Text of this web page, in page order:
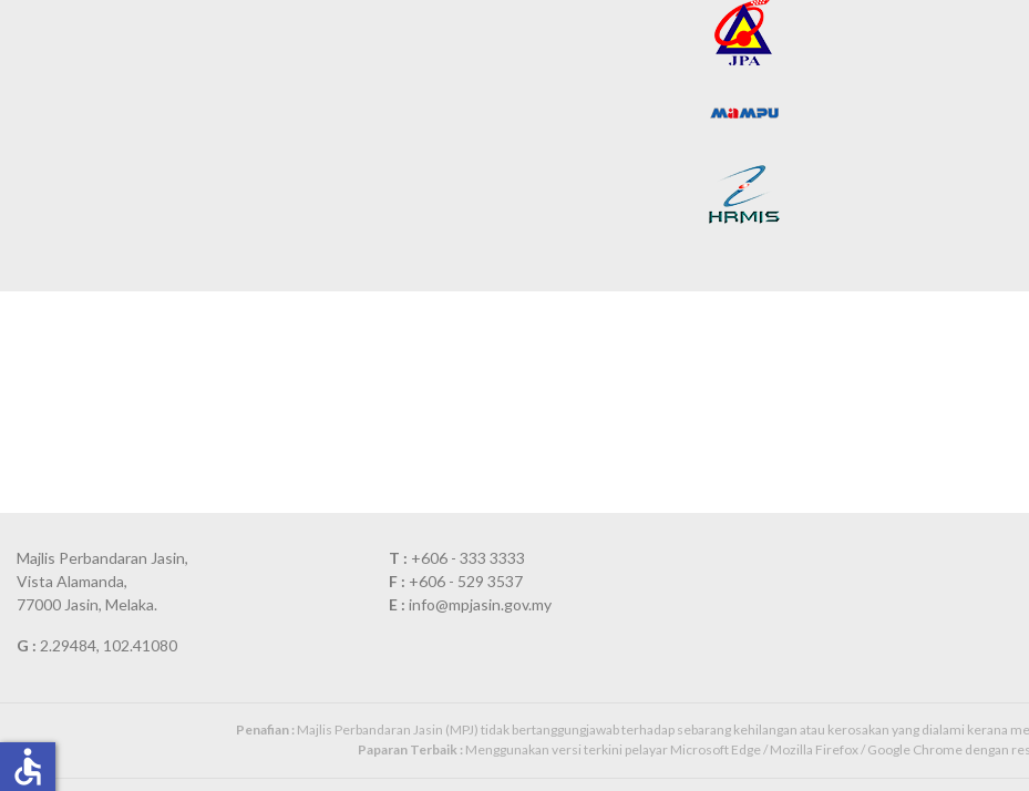
Majlis Perbandaran Jasin,
Vista Alamanda,
77000 Jasin, Melaka.
G : 2.29484, 102.41080
T : +606 - 333 3333
F : +606 - 529 3537
E : info@mpjasin.gov.my
Penafian : Majlis Perbandaran Jasin (MPJ) tidak bertanggungjawab terhadap sebarang kehilangan atau kerosakan yang dialami kerana
Paparan Terbaik : Menggunakan versi terkini pelayar Microsoft Edge / Mozilla Firefox / Google Chrome dengan
accessible